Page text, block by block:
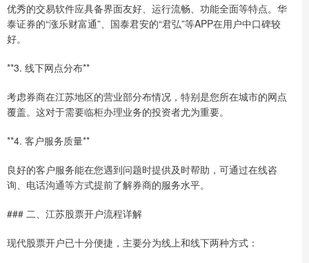
优秀的交易软件应具备界面友好、运行流畅、功能全面等特点。华
泰证券的“涨乐财富通”、国泰君安的“君弘”等APP在用户中口碑较
好。
**3. 线下网点分布**
考虑券商在江苏地区的营业部分布情况，特别是您所在城市的网点
覆盖。这对于需要临柜办理业务的投资者尤为重要。
**4. 客户服务质量**
良好的客户服务能在您遇到问题时提供及时帮助，可通过在线咨
询、电话沟通等方式提前了解券商的服务水平。
### 二、江苏股票开户流程详解
现代股票开户已十分便捷，主要分为线上和线下两种方式：